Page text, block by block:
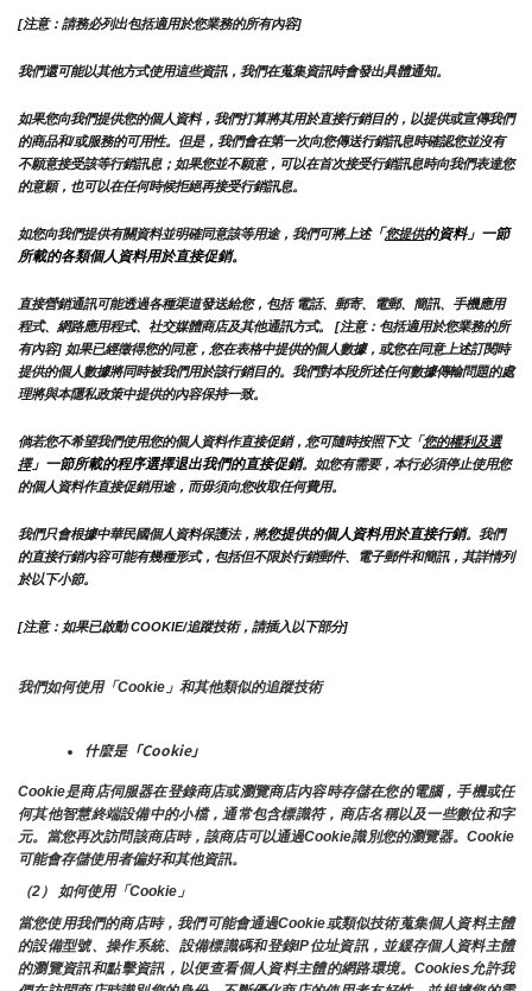
[注意：請務必列出包括適用於您業務的所有內容]
我們還可能以其他方式使用這些資訊，我們在蒐集資訊時會發出具體通知。
如果您向我們提供您的個人資料，我們打算將其用於直接行銷目的，以提供或宣傳我們
的商品和/或服務的可用性。但是，我們會在第一次向您傳送行銷訊息時確認您並沒有
不願意接受該等行銷訊息；如果您並不願意，可以在首次接受行銷訊息時向我們表達您
的意願，也可以在任何時候拒絕再接受行銷訊息。
如您向我們提供有關資料並明確同意該等用途，我們可將上述「您提供的資料」一節
所載的各類個人資料用於直接促銷。
直接營銷通訊可能透過各種渠道發送給您，包括 電話、郵寄、電郵、簡訊、手機應用
程式、網路應用程式、社交媒體商店及其他通訊方式。 [注意：包括適用於您業務的所
有內容] 如果已經徵得您的同意，您在表格中提供的個人數據，或您在同意上述訂閱時
提供的個人數據將同時被我們用於該行銷目的。我們對本段所述任何數據傳輸問題的處
理將與本隱私政策中提供的內容保持一致。
倘若您不希望我們使用您的個人資料作直接促銷，您可隨時按照下文「您的權利及選
擇」一節所載的程序選擇退出我們的直接促銷。如您有需要，本行必須停止使用您
的個人資料作直接促銷用途，而毋須向您收取任何費用。
我們只會根據中華民國個人資料保護法，將您提供的個人資料用於直接行銷。我們
的直接行銷內容可能有幾種形式，包括但不限於行銷郵件、電子郵件和簡訊，其詳情列
於以下小節。
[注意：如果已啟動 COOKIE/追蹤技術，請插入以下部分]
我們如何使用「Cookie」和其他類似的追蹤技術
什麼是「Cookie」
Cookie是商店伺服器在登錄商店或瀏覽商店內容時存儲在您的電腦，手機或任
何其他智慧終端設備中的小檔，通常包含標識符，商店名稱以及一些數位和字
元。當您再次訪問該商店時，該商店可以通過Cookie識別您的瀏覽器。Cookie
可能會存儲使用者偏好和其他資訊。
（2） 如何使用「Cookie」
當您使用我們的商店時，我們可能會通過Cookie或類似技術蒐集個人資料主體
的設備型號、操作系統、設備標識碼和登錄IP位址資訊，並緩存個人資料主體
的瀏覽資訊和點擊資訊，以便查看個人資料主體的網路環境。Cookies允許我